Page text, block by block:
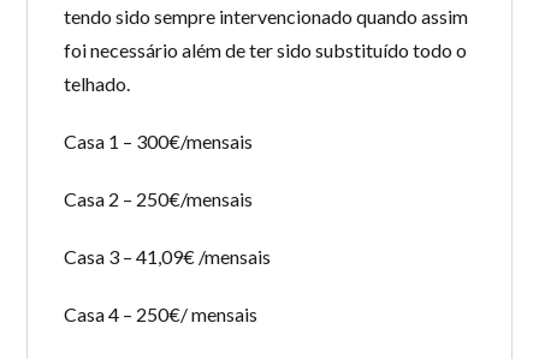
tendo sido sempre intervencionado quando assim
foi necessário além de ter sido substituído todo o
telhado.
Casa 1 – 300€/mensais
Casa 2 – 250€/mensais
Casa 3 – 41,09€ /mensais
Casa 4 – 250€/ mensais